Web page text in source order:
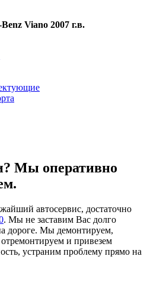
Viano 2007 г.в.
Мы оперативно
автосервис, достаточно
. Мы не заставим Вас долго
дороге. Мы демонтируем,
и привезем
устраним проблему прямо на